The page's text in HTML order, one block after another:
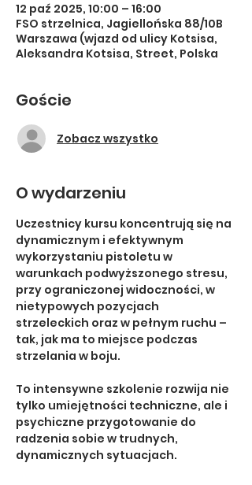
12 paź 2025, 10:00 – 16:00
FSO strzelnica, Jagiellońska 88/10B
Warszawa (wjazd od ulicy Kotsisa,
Aleksandra Kotsisa, Street, Polska
Goście
Zobacz wszystko
O wydarzeniu
Uczestnicy kursu koncentrują się na
dynamicznym i efektywnym
wykorzystaniu pistoletu w
warunkach podwyższonego stresu,
przy ograniczonej widoczności, w
nietypowych pozycjach
strzeleckich oraz w pełnym ruchu –
tak, jak ma to miejsce podczas
strzelania w boju.
To intensywne szkolenie rozwija nie
tylko umiejętności techniczne, ale i
psychiczne przygotowanie do
radzenia sobie w trudnych,
dynamicznych sytuacjach.